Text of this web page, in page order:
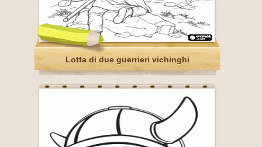
Lotta di due guerrieri vichinghi